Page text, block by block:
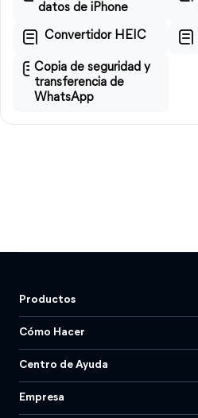
datos de iPhone
Convertidor HEIC
Copia de seguridad y
transferencia de
WhatsApp
Productos
Cómo Hacer
Centro de Ayuda
Empresa